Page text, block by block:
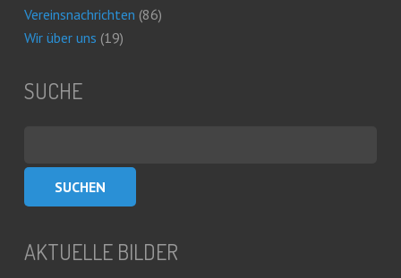
Vereinsnachrichten (86)
Wir über uns (19)
SUCHE
AKTUELLE BILDER